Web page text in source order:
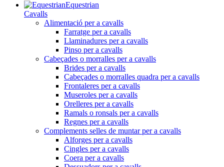
Equestrian
Cavalls
Alimentació per a cavalls
Farratge per a cavalls
Llaminadures per a cavalls
Pinso per a cavalls
Cabeçades o morralles per a cavalls
Brides per a cavalls
Cabeçades o morralles quadra per a cavalls
Frontaleres per a cavalls
Museroles per a cavalls
Orelleres per a cavalls
Ramals o ronsals per a cavalls
Regnes per a cavalls
Complements selles de muntar per a cavalls
Alforges per a cavalls
Cingles per a cavalls
Coera per a cavalls